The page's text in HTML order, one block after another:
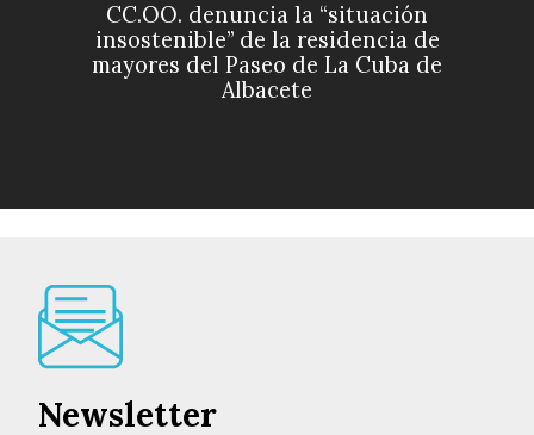
CC.OO. denuncia la “situación
insostenible” de la residencia de
mayores del Paseo de La Cuba de
Albacete
Newsletter